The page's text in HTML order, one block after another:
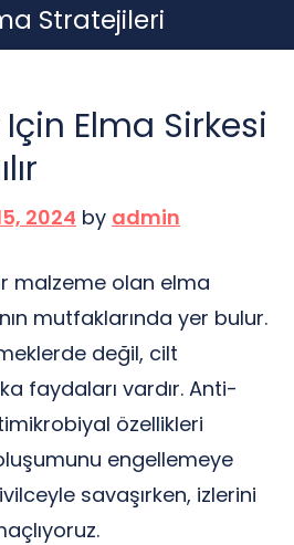
Stratejileri
Elma Sirkesi
2024 by admin
malzeme olan elma
mutfaklarında yer bulur.
değil, cilt
faydaları vardır. Anti-
özellikleri
engellemeye
savaşırken, izlerini